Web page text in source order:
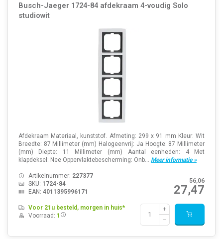
Busch-Jaeger 1724-84 afdekraam 4-voudig Solo
studiowit
Afdekraam Materiaal, kunststof. Afmeting: 299 x 91 mm Kleur: Wit
Breedte: 87 Millimeter (mm) Halogeenvrij: Ja Hoogte: 87 Millimeter
(mm) Diepte: 11 Millimeter (mm) Aantal eenheden: 4 Met
klapdeksel: Nee Oppervlaktebescherming: Onb... Meer informatie »
56,06
27,47
Artikelnummer: 227377
SKU: 1724-84
EAN: 4011395996171
Voor 21u besteld, morgen in huis*
Voorraad: 1